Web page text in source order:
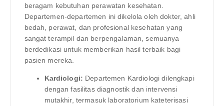
beragam kebutuhan perawatan kesehatan.
Departemen-departemen ini dikelola oleh dokter, ahli
bedah, perawat, dan profesional kesehatan yang
sangat terampil dan berpengalaman, semuanya
berdedikasi untuk memberikan hasil terbaik bagi
pasien mereka.
Kardiologi: Departemen Kardiologi dilengkapi
dengan fasilitas diagnostik dan intervensi
mutakhir, termasuk laboratorium kateterisasi